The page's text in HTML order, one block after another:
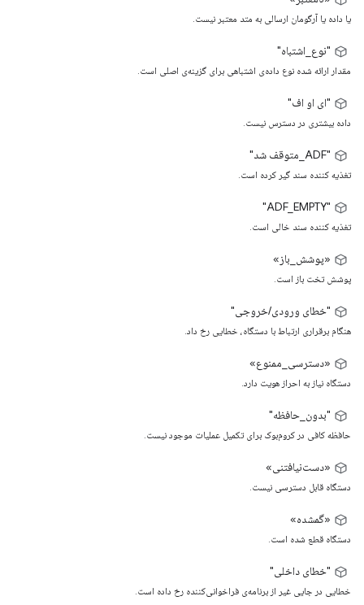
یا داده یا آرگومان ارسالی به متد معتبر نیست.
"نوع_اشتباه"
مقدار ارائه شده نوع داده‌ی اشتباهی برای گزینه‌ی اصلی است.
"ای او اف"
داده بیشتری در دسترس نیست.
"ADF_متوقف شد"
تغذیه کننده سند گیر کرده است.
"ADF_EMPTY"
تغذیه کننده سند خالی است.
«پوشش_باز»
پوشش تخت باز است.
"خطای ورودی/خروجی"
هنگام برقراری ارتباط با دستگاه، خطایی رخ داد.
«دسترسی_ممنوع»
دستگاه نیاز به احراز هویت دارد.
"بدون_حافظه"
حافظه کافی در کروم‌بوک برای تکمیل عملیات موجود نیست.
«دست‌نیافتنی»
دستگاه قابل دسترسی نیست.
«گمشده»
دستگاه قطع شده است.
"خطای داخلی"
خطایی در جایی غیر از برنامه‌ی فراخوانی‌کننده رخ داده است.